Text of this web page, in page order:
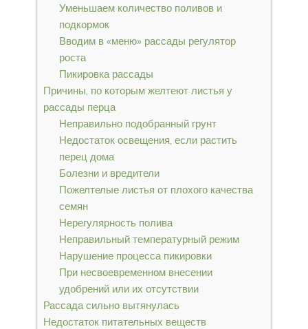
Уменьшаем количество поливов и
подкормок
Вводим в «меню» рассады регулятор
роста
Пикировка рассады
Причины, по которым желтеют листья у
рассады перца
Неправильно подобранный грунт
Недостаток освещения, если растить
перец дома
Болезни и вредители
Пожелтелые листья от плохого качества
семян
Нерегулярность полива
Неправильный температурный режим
Нарушение процесса пикировки
При несвоевременном внесении
удобрений или их отсутствии
Рассада сильно вытянулась
Недостаток питательных веществ